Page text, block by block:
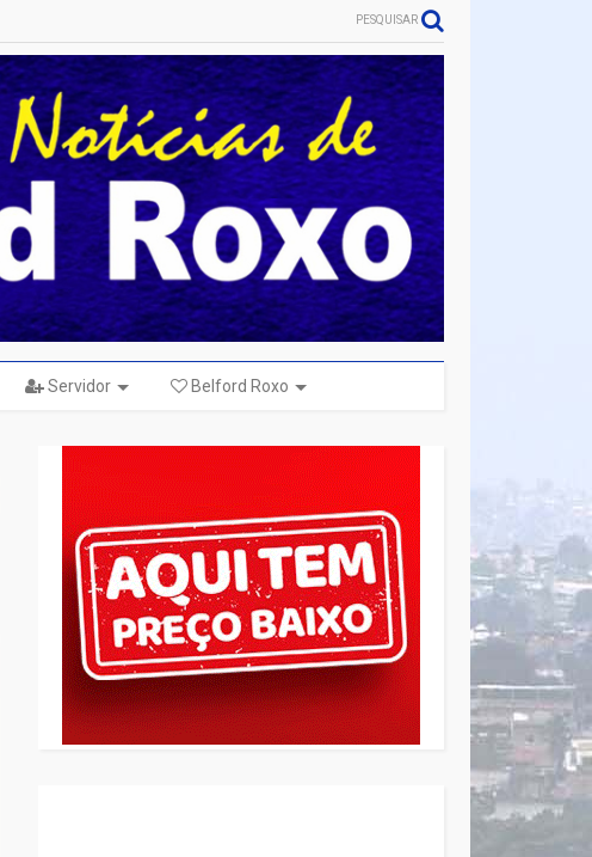
PESQUISAR
Servidor Belford Roxo